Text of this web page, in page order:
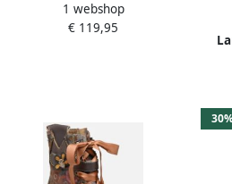
1 webshop
€ 119,95